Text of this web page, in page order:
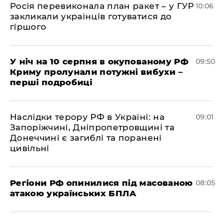
Росія перевиконала план ракет – у ГУР
закликали українців готуватися до
гіршого
10:06
У ніч на 10 серпня в окупованому РФ
Криму пролунали потужні вибухи –
перші подробиці
09:50
Наслідки терору РФ в Україні: на
Запоріжчині, Дніпропетровщині та
Донеччині є загиблі та поранені
цивільні
09:01
Регіони РФ опинилися під масованою
атакою українських БПЛА
08:05